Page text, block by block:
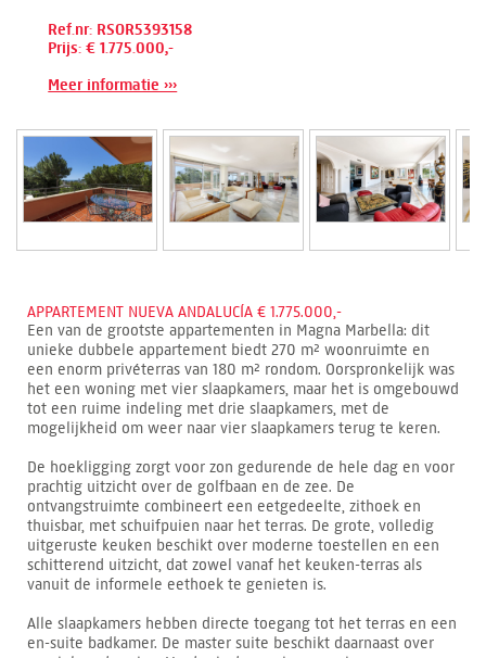
Ref.nr: RSOR5393158
Prijs: € 1.775.000,-
Meer informatie ›››
APPARTEMENT NUEVA ANDALUCÍA € 1.775.000,-
Een van de grootste appartementen in Magna Marbella: dit
unieke dubbele appartement biedt 270 m² woonruimte en
een enorm privéterras van 180 m² rondom. Oorspronkelijk was
het een woning met vier slaapkamers, maar het is omgebouwd
tot een ruime indeling met drie slaapkamers, met de
mogelijkheid om weer naar vier slaapkamers terug te keren.
De hoekligging zorgt voor zon gedurende de hele dag en voor
prachtig uitzicht over de golfbaan en de zee. De
ontvangstruimte combineert een eetgedeelte, zithoek en
thuisbar, met schuifpuien naar het terras. De grote, volledig
uitgeruste keuken beschikt over moderne toestellen en een
schitterend uitzicht, dat zowel vanaf het keuken-terras als
vanuit de informele eethoek te genieten is.
Alle slaapkamers hebben directe toegang tot het terras en een
en-suite badkamer. De master suite beschikt daarnaast over